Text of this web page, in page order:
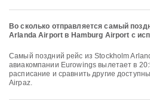
Во сколько отправляется самый
Arlanda Airport в Hamburg Airport с
Самый поздний рейс из Stockholm Arlanda Airport в Hamburg Airport
авиакомпании Eurowings вылетает в
расписание и сравнить другие
Airpaz.